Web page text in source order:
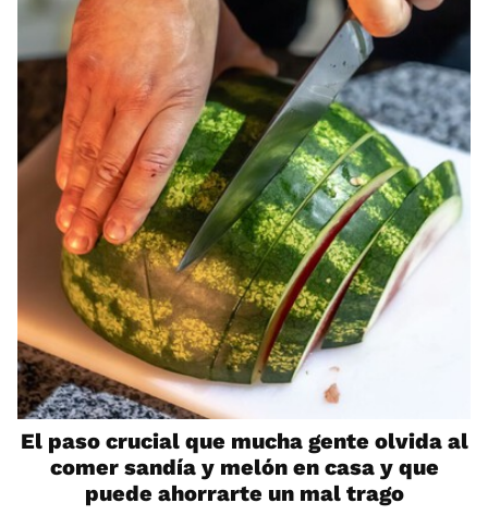
El paso crucial que mucha gente olvida al
comer sandía y melón en casa y que
puede ahorrarte un mal trago